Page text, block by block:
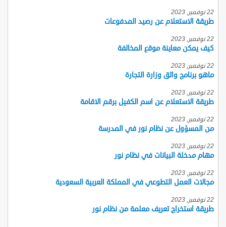
22 نوفمبر, 2023
طريقة الاستعلام عن رصيد المدفوعات
22 نوفمبر, 2023
كيف يمكن معاينة موقع المخالفة
22 نوفمبر, 2023
ماهو برنامج واثق وزارة التجارة
22 نوفمبر, 2023
طريقة الاستعلام عن اسم الكفيل برقم الاقامة
22 نوفمبر, 2023
من المسؤول عن نظام نور في المدرسة
22 نوفمبر, 2023
مهام مدخلة البيانات في نظام نور
22 نوفمبر, 2023
مجالات العمل التطوعي في المملكة العربية السعودية
22 نوفمبر, 2023
طريقة استخراج تعريف معلمة من نظام نور